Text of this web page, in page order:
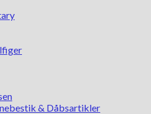
& Dåbsartikler